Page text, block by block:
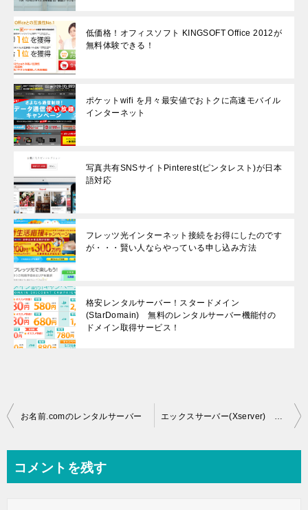
低価格！オフィスソフト KINGSOFT Office 2012が
無料体験できる！
ポケットwifi を月々最安値でおトクに高速モバイル
インターネット
写真共有SNSサイトPinterest(ピンタレスト)が日本
語対応
フレッツ光インターネット接続をお得にしたのです
が・・・賢い人ならやっている申し込み方法
格安レンタルサーバー！スタードメイン
(StarDomain) 無料のレンタルサーバー機能付の
ドメイン取得サービス！
投稿ナビゲーション
お名前.comのレンタルサーバー エックスサーバー(Xserver) 低価格・高機能・無制限のレンタルサーバー
コメントを残す